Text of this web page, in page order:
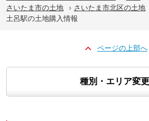
さいたま市の土地
さいたま市北区の土地
土呂駅の土地購入情報
ページの上部へ
種別・エリア変更